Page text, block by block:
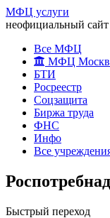
МФЦ услуги
неофициальный сайт
Все МФЦ
МФЦ
БТИ
Росреестр
Соцзащита
Биржа труда
ФНС
Инфо
Все
Быстрый переход